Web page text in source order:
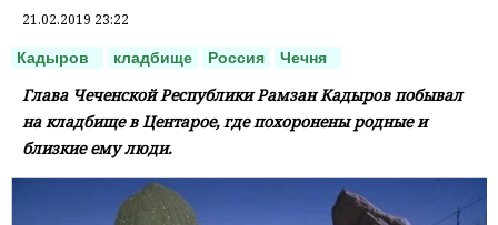
21.02.2019 23:22
Кадыров кладбище Россия Чечня
Глава Чеченской Республики Рамзан Кадыров побывал
на кладбище в Центарое, где похоронены родные и
близкие ему люди.